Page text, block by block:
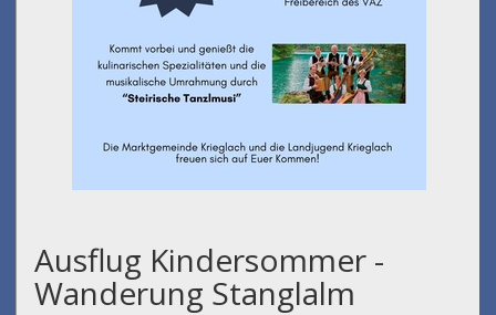
Ausflug Kindersommer -
Wanderung Stanglalm